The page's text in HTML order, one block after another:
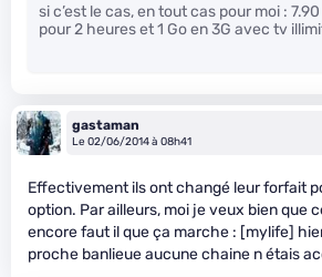
si c’est le cas, en tout cas pour moi :
pour 2 heures et 1 Go en 3G avec tv
gastaman
Le 02/06/2014 à 08h41
Effectivement ils ont changé leur forfait
option. Par ailleurs, moi je veux bien que
encore faut il que ça marche : [mylife]
proche banlieue aucune chaine n étais